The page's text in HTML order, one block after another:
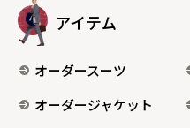
アイテム
オーダースーツ
オーダージャケット